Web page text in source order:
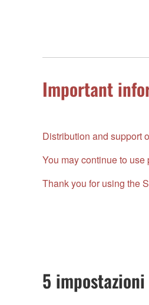
Important
Distribution and support
You may continue to
Thank you for using the
5